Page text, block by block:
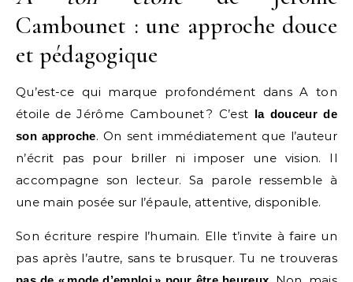
Cambounet : une approche douce
et pédagogique
Qu’est-ce qui marque profondément dans A ton
étoile de Jérôme Cambounet ? C’est la douceur de
son approche. On sent immédiatement que l’auteur
n’écrit pas pour briller ni imposer une vision. Il
accompagne son lecteur. Sa parole ressemble à
une main posée sur l’épaule, attentive, disponible.
Son écriture respire l’humain. Elle t’invite à faire un
pas après l’autre, sans te brusquer. Tu ne trouveras